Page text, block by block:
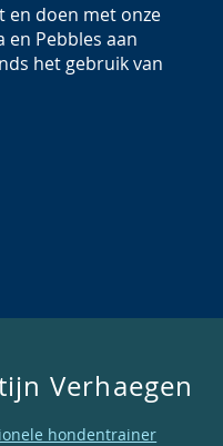
en doen met onze
en Pebbles aan
het gebruik van
Verhaegen
hondentrainer